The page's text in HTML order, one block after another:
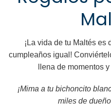
¡La vida de tu Maltés es
cumpleaños igual!
llena de momentos
¡Mima a tu bichoncito
miles de